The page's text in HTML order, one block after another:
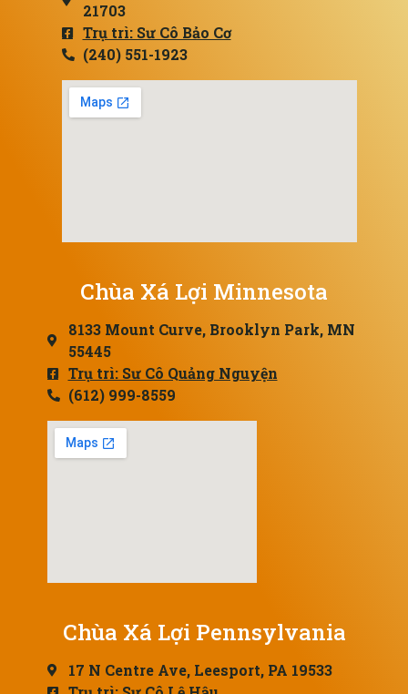
21703
Trụ trì: Sư Cô Bảo Cơ
(240) 551-1923
Chùa Xá Lợi Minnesota
8133 Mount Curve, Brooklyn Park, MN
55445
Trụ trì: Sư Cô Quảng Nguyện
(612) 999-8559
Chùa Xá Lợi Pennsylvania
17 N Centre Ave, Leesport, PA 19533